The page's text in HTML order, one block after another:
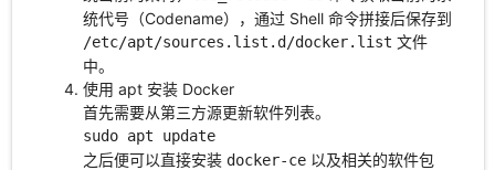
统代号（Codename），通过 Shell 命令拼接后保存到
/etc/apt/sources.list.d/docker.list 文件
中。
使用 apt 安装 Docker
首先需要从第三方源更新软件列表。
sudo apt update
之后便可以直接安装 docker-ce以及相关的软件包